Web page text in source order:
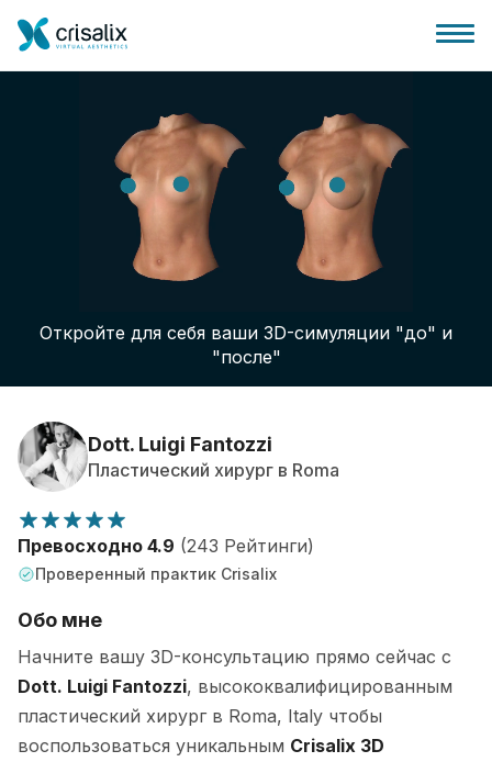
Главная хирурга
Бизнес Платформа
Планы
Откройте для себя ваши 3D-симуляции "до" и
"после"
Dott. Luigi Fantozzi
Пластический хирург в Roma
Превосходно 4.9 (243 Рейтинги)
Проверенный практик Crisalix
Обо мне
Начните вашу 3D-консультацию прямо сейчас с
Dott. Luigi Fantozzi, высококвалифицированным
пластический хирург в Roma, Italy чтобы
воспользоваться уникальным Crisalix 3D